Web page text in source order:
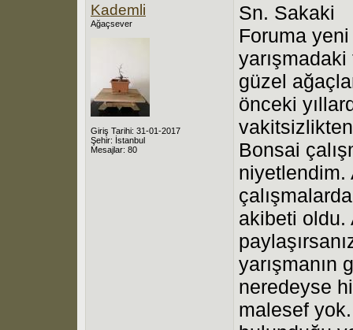
Kademli
Ağaçsever
Giriş Tarihi: 31-01-2017
Şehir: İstanbul
Mesajlar: 80
Sn. Sakaki
Foruma
güzel
önceki
Bonsai
niyetlendim.
akibeti oldu.
yarışmanın
neredeyse
malesef